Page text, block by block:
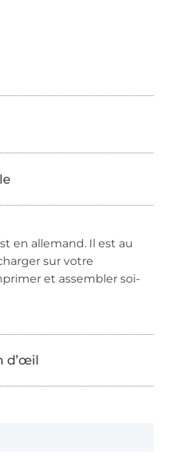
en allemand. Il est au
sur votre
et assembler soi-
d’œil